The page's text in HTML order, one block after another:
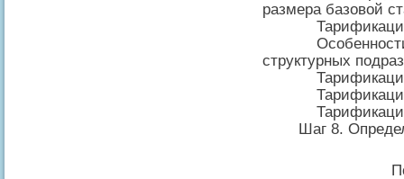
размера базовой
Тарификация
Особенности
структурных
Тарификации
Тарификация
Тарификация
Шаг 8.